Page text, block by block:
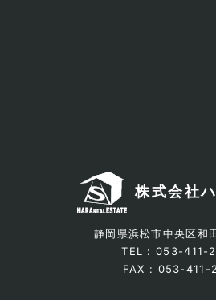
株式会社
静岡県浜松市中央区和
TEL : 053-411-
FAX : 053-411-